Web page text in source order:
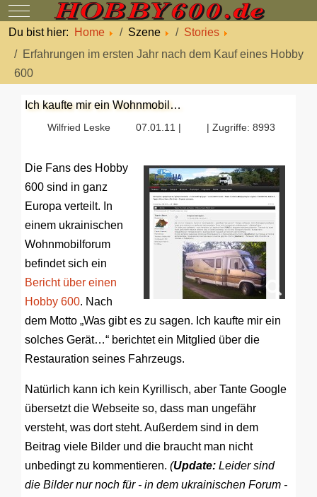
Mobile Menu Toggle
Du bist hier:
Home Szene
Stories
Erfahrungen im ersten Jahr nach dem Kauf eines Hobby
600
Ich kaufte mir ein Wohnmobil…
Wilfried Leske 07.01.11 | | Zugriffe: 8993
Die Fans des Hobby
600 sind in ganz
Europa verteilt. In
einem ukrainischen
Wohnmobilforum
befindet sich ein
Bericht über einen
Hobby 600. Nach
dem Motto „Was gibt es zu sagen. Ich kaufte mir ein
solches Gerät…“ berichtet ein Mitglied über die
Restauration seines Fahrzeugs.
Natürlich kann ich kein Kyrillisch, aber Tante Google
übersetzt die Webseite so, dass man ungefähr
versteht, was dort steht. Außerdem sind in dem
Beitrag viele Bilder und die braucht man nicht
unbedingt zu kommentieren. (Update: Leider sind
die Bilder nur noch für - in dem ukrainischen Forum -